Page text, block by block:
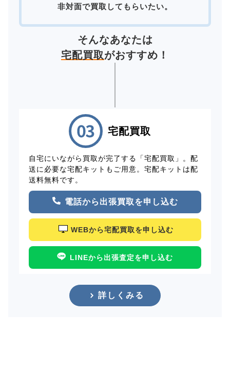
非対面で買取してもらいたい。
そんなあなたは
宅配買取がおすすめ！
宅配買取
自宅にいながら買取が完了する「宅配買取」。配
送に必要な宅配キットもご用意。宅配キットは配
送料無料です。
電話から出張買取を申し込む
WEBから宅配買取を申し込む
LINEから出張査定を申し込む
詳しくみる